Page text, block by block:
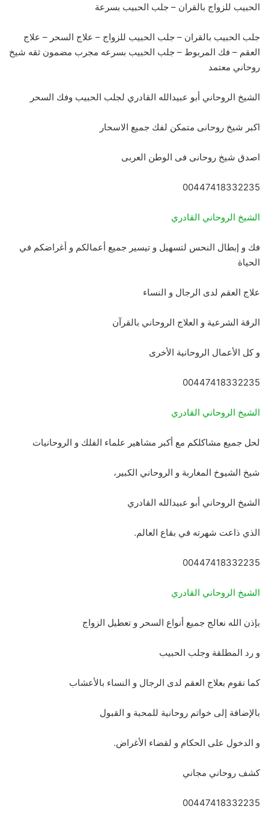
الحبيب للزواج بالقران – جلب الحبيب بسرعة
جلب الحبيب بالقران – جلب الحبيب للزواج – علاج السحر – علاج
العقم – فك المربوط – جلب الحبيب بسرعه مجرب مضمون ثقه شيخ
روحاني معتمد
الشيخ الروحاني أبو عبيدالله القادري لجلب الحبيب وفك السحر
اكبر شيخ روحانى متمكن لفك جميع الاسحار
اصدق شيخ روحانى فى الوطن العربى
00447418332235
الشيخ الروحاني القادري
فك و إبطال النحس لتسهيل و تيسير جميع أعمالكم و أغراضكم في
الحياة
علاج العقم لدى الرجال و النساء
الرقة الشرعية و العلاج الروحاني بالقرآن
و كل الأعمال الروحانية الأخرى
00447418332235
الشيخ الروحاني القادري
لحل جميع مشاكلكم مع أكبر مشاهير علماء الفلك و الروحانيات
شيخ الشيوخ المغاربة و الروحاني الكبير،
الشيخ الروحاني أبو عبيدالله القادري
الذي ذاعت شهرته في بقاع العالم.
00447418332235
الشيخ الروحاني القادري
بإذن الله نعالج جميع أنواع السحر و تعطيل الزواج
و رد المطلقة وجلب الحبيب
كما نقوم بعلاج العقم لدى الرجال و النساء بالأعشاب
بالإضافة إلى خواتم روحانية للمحبة و القبول
و الدخول على الحكام و لقضاء الأغراض.
كشف روحاني مجاني
00447418332235